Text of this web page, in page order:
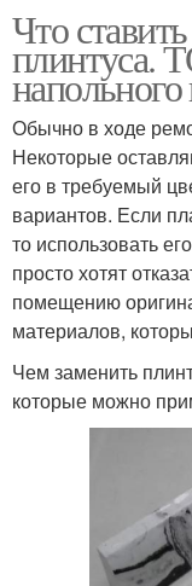
Что
плинтуса.
Обычно в ходе
Некоторые
его в требуемый
вариантов. Если
то использовать
просто хотят
помещению
материалов,
Чем заменить
которые можно